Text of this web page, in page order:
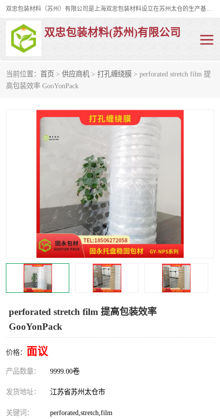
双忠包装材料（苏州）有限公司是上海双忠包装材料设立在苏州太仓的生产基地，占地约2万平米，产品主要有打孔缠绕膜，拉伸蜂窝纸，集装箱充气袋，滑托板，打包带，裹包网兜，防滑纸等箱体和托盘的运输和保护性包材。固永包材®，GooYon Pack®，是我们保护性包装材料的专属品牌。
双忠包装材料(苏州)有限公司
当前位置： 首页 > 供应商机 > 打孔缠绕膜 > perforated stretch film 提
高包装效率 GooYonPack
perforated stretch film 提高包装效率
GooYonPack
价格： 面议
产品数量： 9999.00卷
发货地址： 江苏省苏州太仓市
关键词： perforated,stretch,film
打孔缠绕膜
裹包网兜 纤维打包带
充气袋
缠绕膜
托盘裹包网兜
托盘捆绑带